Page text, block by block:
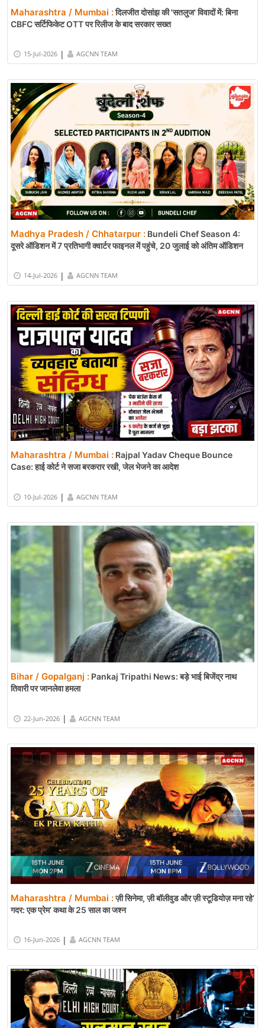
Maharashtra / Mumbai :दिलजीत दोसांझ की 'सतलुज' विवादों में: बिना
CBFC सर्टिफिकेट OTT पर रिलीज के बाद सरकार सख्त
15-Jul-2026 | AGCNN TEAM
Madhya Pradesh / Chhatarpur : Bundeli Chef Season 4:
दूसरे ऑडिशन में 7 प्रतिभागी क्वार्टर फाइनल में पहुंचे, 20 जुलाई को अंतिम ऑडिशन
14-Jul-2026 | AGCNN TEAM
Maharashtra / Mumbai : Rajpal Yadav Cheque Bounce
Case: हाई कोर्ट ने सजा बरकरार रखी, जेल भेजने का आदेश
10-Jul-2026 | AGCNN TEAM
Bihar / Gopalganj : Pankaj Tripathi News: बड़े भाई बिजेंद्र नाथ
तिवारी पर जानलेवा हमला
22-Jun-2026 | AGCNN TEAM
Maharashtra / Mumbai :ज़ी सिनेमा, ज़ी बॉलीवुड और ज़ी स्टूडियोज़ मना रहे’
गदर: एक प्रेम’ कथा के 25 साल का जश्न
16-Jun-2026 | AGCNN TEAM